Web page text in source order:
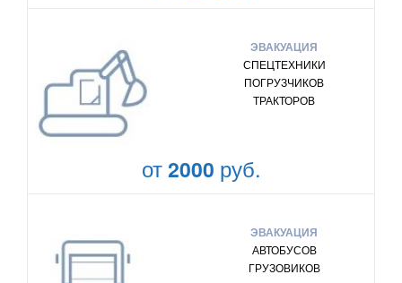
ЭВАКУАЦИЯ
СПЕЦТЕХНИКИ
ПОГРУЗЧИКОВ
ТРАКТОРОВ
от2000 руб.
ЭВАКУАЦИЯ
АВТОБУСОВ
ГРУЗОВИКОВ